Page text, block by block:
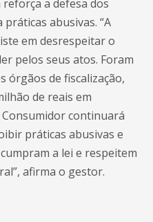
reforça a defesa dos
abusivas. “A
em desrespeitar o
pelos seus atos. Foram
órgãos de fiscalização,
de reais em
Consumidor continuará
práticas abusivas e
a lei e respeitem
afirma o gestor.